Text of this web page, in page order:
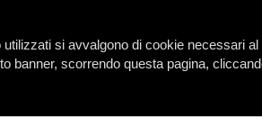
si avvalgono di cookie necessari
banner, scorrendo questa pagina,